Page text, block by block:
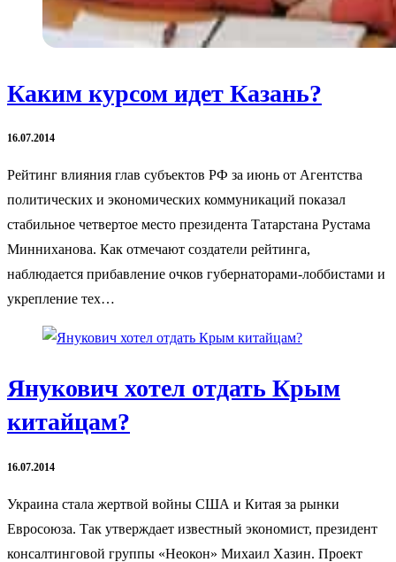
Каким курсом идет Казань?
16.07.2014
Рейтинг влияния глав субъектов РФ за июнь от Агентства
политических и экономических коммуникаций показал
стабильное четвертое место президента Татарстана Рустама
Минниханова. Как отмечают создатели рейтинга,
наблюдается прибавление очков губернаторами-лоббистами и
укрепление тех…
Янукович хотел отдать Крым
китайцам?
16.07.2014
Украина стала жертвой войны США и Китая за рынки
Евросоюза. Так утверждает известный экономист, президент
консалтинговой группы «Неокон» Михаил Хазин. Проект